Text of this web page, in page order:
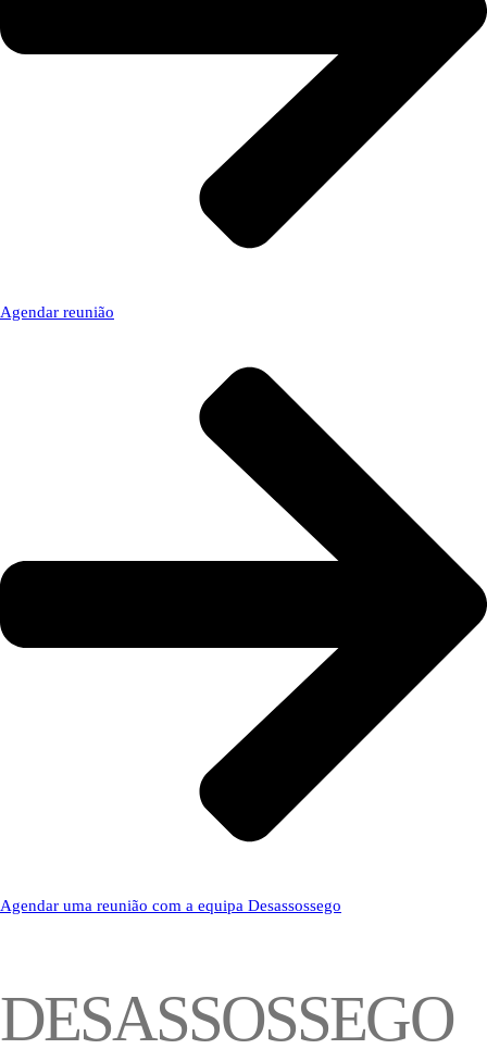
Agendar reunião
Agendar uma reunião com a equipa Desassossego
DESASSOSSEGO